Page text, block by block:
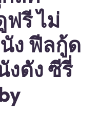
รี ไม่
ง ฟีลกู้ด
ดัง ซีรี่